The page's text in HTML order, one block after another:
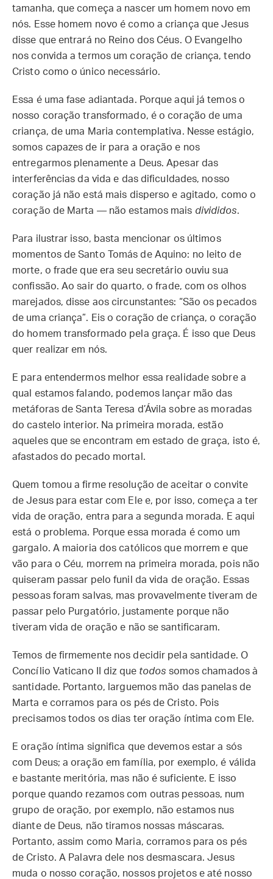
tamanha, que começa a nascer um homem novo em
nós. Esse homem novo é como a criança que Jesus
disse que entrará no Reino dos Céus. O Evangelho
nos convida a termos um coração de criança, tendo
Cristo como o único necessário.
Essa é uma fase adiantada. Porque aqui já temos o
nosso coração transformado, é o coração de uma
criança, de uma Maria contemplativa. Nesse estágio,
somos capazes de ir para a oração e nos
entregarmos plenamente a Deus. Apesar das
interferências da vida e das dificuldades, nosso
coração já não está mais disperso e agitado, como o
coração de Marta — não estamos mais divididos.
Para ilustrar isso, basta mencionar os últimos
momentos de Santo Tomás de Aquino: no leito de
morte, o frade que era seu secretário ouviu sua
confissão. Ao sair do quarto, o frade, com os olhos
marejados, disse aos circunstantes: “São os pecados
de uma criança”. Eis o coração de criança, o coração
do homem transformado pela graça. É isso que Deus
quer realizar em nós.
E para entendermos melhor essa realidade sobre a
qual estamos falando, podemos lançar mão das
metáforas de Santa Teresa d’Ávila sobre as moradas
do castelo interior. Na primeira morada, estão
aqueles que se encontram em estado de graça, isto é,
afastados do pecado mortal.
Quem tomou a firme resolução de aceitar o convite
de Jesus para estar com Ele e, por isso, começa a ter
vida de oração, entra para a segunda morada. E aqui
está o problema. Porque essa morada é como um
gargalo. A maioria dos católicos que morrem e que
vão para o Céu, morrem na primeira morada, pois não
quiseram passar pelo funil da vida de oração. Essas
pessoas foram salvas, mas provavelmente tiveram de
passar pelo Purgatório, justamente porque não
tiveram vida de oração e não se santificaram.
Temos de firmemente nos decidir pela santidade. O
Concílio Vaticano II diz que todos somos chamados à
santidade. Portanto, larguemos mão das panelas de
Marta e corramos para os pés de Cristo. Pois
precisamos todos os dias ter oração íntima com Ele.
E oração íntima significa que devemos estar a sós
com Deus; a oração em família, por exemplo, é válida
e bastante meritória, mas não é suficiente. E isso
porque quando rezamos com outras pessoas, num
grupo de oração, por exemplo, não estamos nus
diante de Deus, não tiramos nossas máscaras.
Portanto, assim como Maria, corramos para os pés
de Cristo. A Palavra dele nos desmascara. Jesus
muda o nosso coração, nossos projetos e até nosso